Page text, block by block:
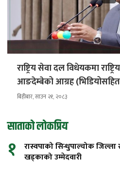
राष्ट्रिय सेवा दल विधेयकमा
आङदेम्बेको आग्रह
बिहीबार, साउन २१, २०८३
साताको लोकप्रिय
१
रास्वपाको सिन्धुपाल्चोक
खड्काको उम्मेदवारी